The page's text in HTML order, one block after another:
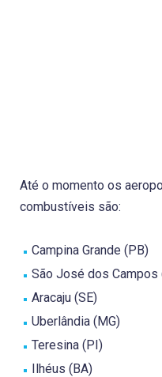
Até o momento os
combustíveis são:
Campina Grande (PB)
São José dos Campos
Aracaju (SE)
Uberlândia (MG)
Teresina (PI)
Ilhéus (BA)